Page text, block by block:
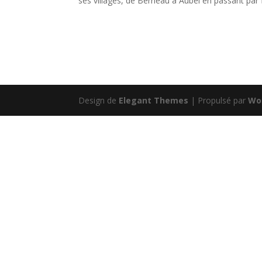
Design de Elegant Themes | Propulsé par